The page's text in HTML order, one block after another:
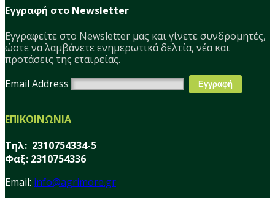
Εγγραφή στο Newsletter
Εγγραφείτε στο Νewsletter μας και γίνετε συνδρομητές,
ώστε να λαμβάνετε ενημερωτικά δελτία, νέα και
προτάσεις της εταιρείας.
Email Address
ΕΠΙΚΟΙΝΩΝΙΑ
Τηλ: 2310754334-5
Φαξ: 2310754336
Email: info@agrimore.gr